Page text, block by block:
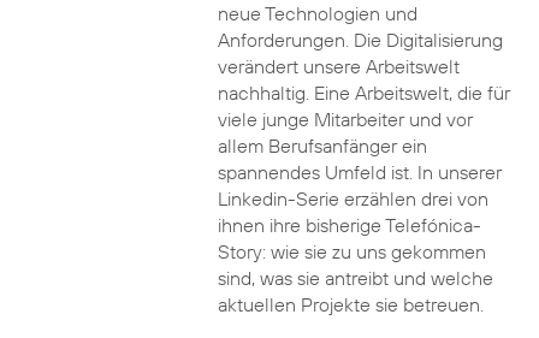
neue Technologien und
Anforderungen. Die Digitalisierung
verändert unsere Arbeitswelt
nachhaltig. Eine Arbeitswelt, die für
viele junge Mitarbeiter und vor
allem Berufsanfänger ein
spannendes Umfeld ist. In unserer
Linkedin-Serie erzählen drei von
ihnen ihre bisherige Telefónica-
Story: wie sie zu uns gekommen
sind, was sie antreibt und welche
aktuellen Projekte sie betreuen.